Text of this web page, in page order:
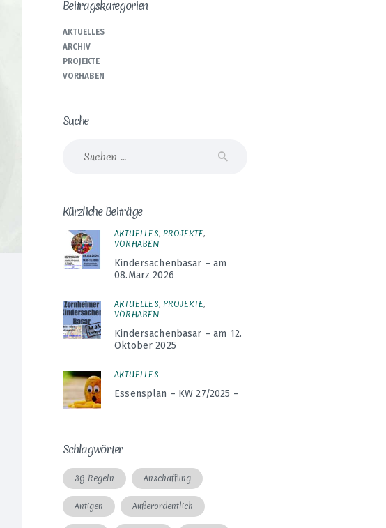
Beitragskategorien
AKTUELLES
ARCHIV
PROJEKTE
VORHABEN
Suche
nach:
Kürzliche Beiträge
AKTUELLES, PROJEKTE,
VORHABEN
Kindersachenbasar – am
08.März 2026
AKTUELLES, PROJEKTE,
VORHABEN
Kindersachenbasar – am 12.
Oktober 2025
AKTUELLES
Essensplan – KW 27/2025 –
Schlagwörter
3G Regeln Anschaffung
Antigen Außerordentlich